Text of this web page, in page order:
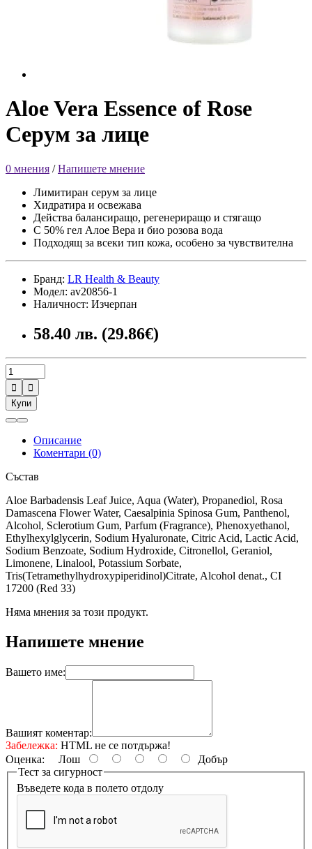
Aloe Vera Essence of Rose
Серум за лице
0 мнения /Напишете мнение
Лимитиран серум за лице
Хидратира и освежава
Действа балансиращо, регенериращо и стягащо
С 50% гел Алое Вера и био розова вода
Подходящ за всеки тип кожа, особено за чувствителна
Бранд: LR Health & Beauty
Модел: av20856-1
Наличност: Изчерпан
58.40 лв. (29.86€)


Купи
Описание
Коментари (0)
Състав
Aloe Barbadensis Leaf Juice, Aqua (Water), Propanediol, Rosa
Damascena Flower Water, Caesalpinia Spinosa Gum, Panthenol,
Alcohol, Sclerotium Gum, Parfum (Fragrance), Phenoxyethanol,
Ethylhexylglycerin, Sodium Hyaluronate, Citric Acid, Lactic Acid,
Sodium Benzoate, Sodium Hydroxide, Citronellol, Geraniol,
Limonene, Linalool, Potassium Sorbate,
Tris(Tetramethylhydroxypiperidinol)Citrate, Alcohol denat., CI
17200 (Red 33)
Няма мнения за този продукт.
Напишете мнение
Вашето име:
Вашият коментар:
Забележка: HTML не се потдържа!
Оценка: Лош
Добър
Тест за сигурност
Въведете кода в полето отдолу